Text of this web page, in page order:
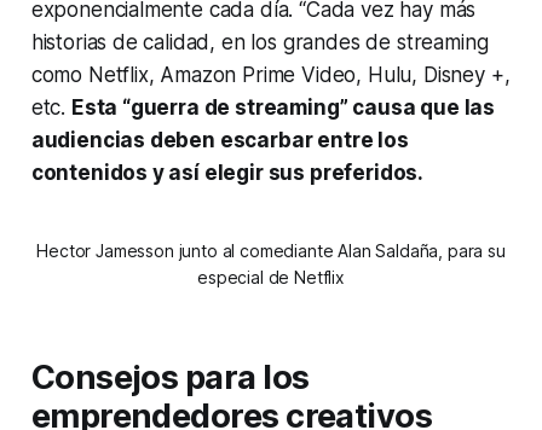
exponencialmente cada día. “Cada vez hay más
historias de calidad, en los grandes de streaming
como Netflix, Amazon Prime Video, Hulu, Disney +,
etc. Esta “guerra de streaming” causa que las
audiencias deben escarbar entre los
contenidos y así elegir sus preferidos.
Hector Jamesson junto al comediante Alan Saldaña, para su
especial de Netflix
Consejos para los
emprendedores creativos